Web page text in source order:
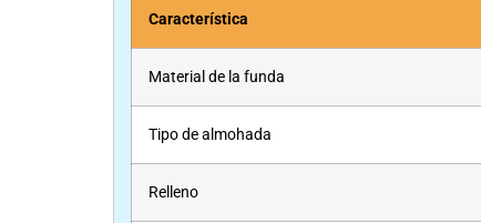
Característica
Material de la funda
Tipo de almohada
Relleno